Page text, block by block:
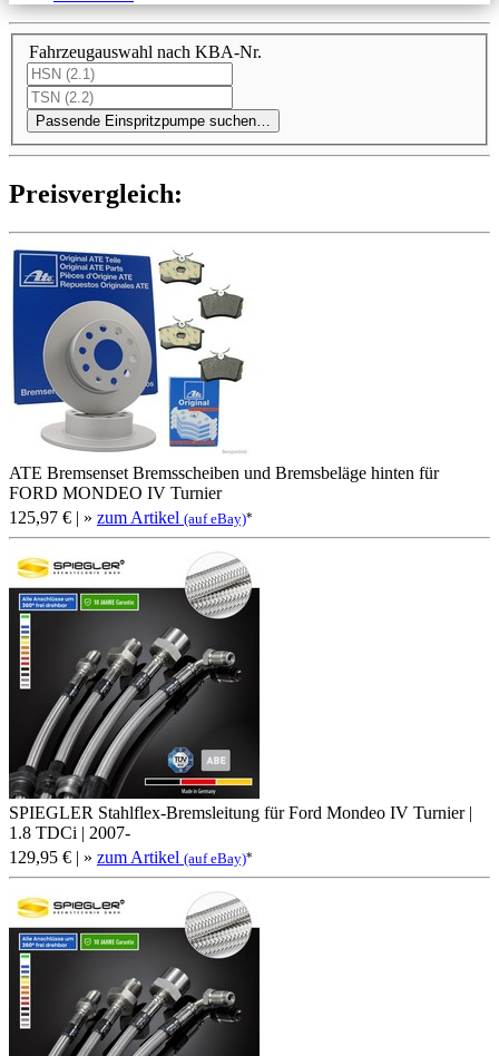
Fahrzeugauswahl nach KBA-Nr.
Passende Einspritzpumpe suchen…
Preis­ver­gleich:
ATE Bremsenset Bremsscheiben und Bremsbeläge hinten für
FORD MONDEO IV Turnier
125,97 € | » zum Artikel (auf eBay)*
SPIEGLER Stahlflex-Bremsleitung für Ford Mondeo IV Turnier |
1.8 TDCi | 2007-
129,95 € | » zum Artikel (auf eBay)*